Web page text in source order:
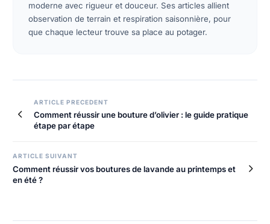
moderne avec rigueur et douceur. Ses articles allient
observation de terrain et respiration saisonnière, pour
que chaque lecteur trouve sa place au potager.
Navigation
de
ARTICLE PRECEDENT
Comment réussir une bouture d’olivier : le guide pratique
étape par étape
ARTICLE SUIVANT
Comment réussir vos boutures de lavande au printemps et
en été ?